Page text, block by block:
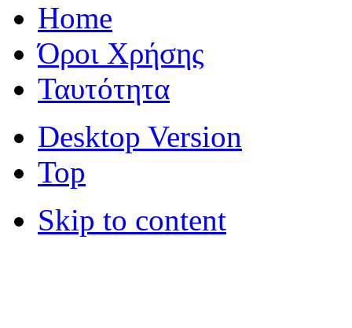
Home
Όροι Χρήσης
Ταυτότητα
Desktop Version
Top
Skip to content